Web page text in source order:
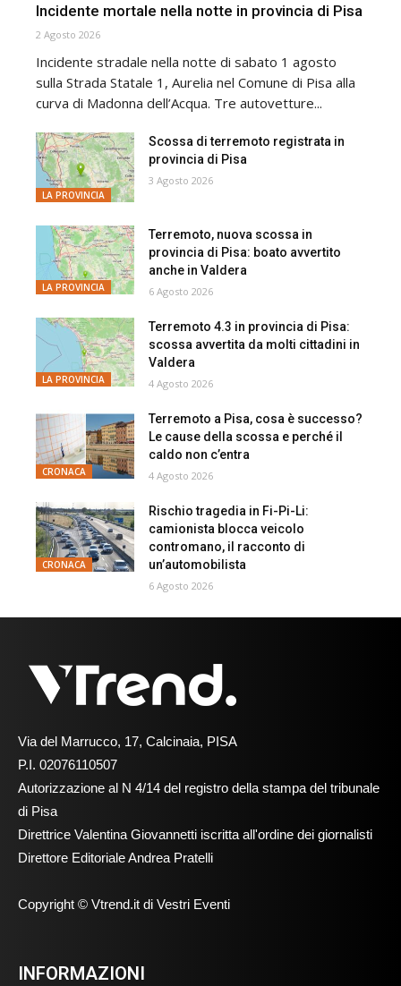
Incidente mortale nella notte in provincia di Pisa
2 Agosto 2026
Incidente stradale nella notte di sabato 1 agosto
sulla Strada Statale 1, Aurelia nel Comune di Pisa alla
curva di Madonna dell’Acqua. Tre autovetture...
LA PROVINCIA
Scossa di terremoto registrata in
provincia di Pisa
3 Agosto 2026
LA PROVINCIA
Terremoto, nuova scossa in
provincia di Pisa: boato avvertito
anche in Valdera
6 Agosto 2026
LA PROVINCIA
Terremoto 4.3 in provincia di Pisa:
scossa avvertita da molti cittadini in
Valdera
4 Agosto 2026
CRONACA
Terremoto a Pisa, cosa è successo?
Le cause della scossa e perché il
caldo non c’entra
4 Agosto 2026
CRONACA
Rischio tragedia in Fi-Pi-Li:
camionista blocca veicolo
contromano, il racconto di
un’automobilista
6 Agosto 2026
Via del Marrucco, 17, Calcinaia, PISA
P.I. 02076110507
Autorizzazione al N 4/14 del registro della stampa del tribunale
di Pisa
Direttrice Valentina Giovannetti iscritta all'ordine dei giornalisti
Direttore Editoriale Andrea Pratelli
Copyright © Vtrend.it di Vestri Eventi
INFORMAZIONI